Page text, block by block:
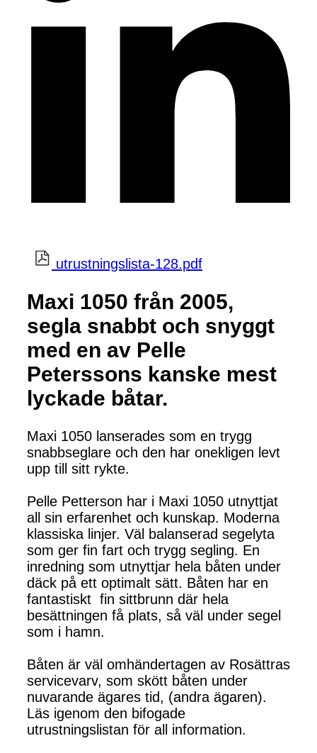
utrustningslista-128.pdf
Maxi 1050 från 2005,
segla snabbt och snyggt
med en av Pelle
Peterssons kanske mest
lyckade båtar.
Maxi 1050 lanserades som en trygg
snabbseglare och den har onekligen levt
upp till sitt rykte.
Pelle Petterson har i Maxi 1050 utnyttjat
all sin erfarenhet och kunskap. Moderna
klassiska linjer. Väl balanserad segelyta
som ger fin fart och trygg segling. En
inredning som utnyttjar hela båten under
däck på ett optimalt sätt. Båten har en
fantastiskt fin sittbrunn där hela
besättningen få plats, så väl under segel
som i hamn.
Båten är väl omhändertagen av Rosättras
servicevarv, som skött båten under
nuvarande ägares tid, (andra ägaren).
Läs igenom den bifogade
utrustningslistan för all information.